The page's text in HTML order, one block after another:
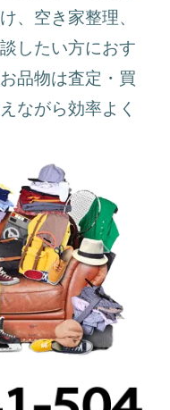
、空き家整理、
したい方におす
品物は査定・買
ながら効率よく